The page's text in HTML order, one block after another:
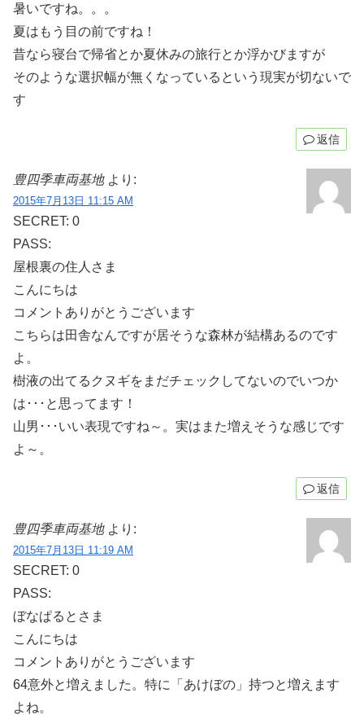
暑いですね。。。
夏はもう目の前ですね！
昔なら寝台で帰省とか夏休みの旅行とか浮かびますが
そのような選択幅が無くなっているという現実が切ないで
す
返信
豊四季車両基地 より:
2015年7月13日 11:15 AM
SECRET: 0
PASS:
屋根裏の住人さま
こんにちは
コメントありがとうございます
こちらは田舎なんですが居そうな森林が結構あるのです
よ。
樹液の出てるクヌギをまだチェックしてないのでいつか
は･･･と思ってます！
山男･･･いい表現ですね～。実はまた増えそうな感じです
よ～。
返信
豊四季車両基地 より:
2015年7月13日 11:19 AM
SECRET: 0
PASS:
ぼなぱるとさま
こんにちは
コメントありがとうございます
64意外と増えました。特に「あけぼの」持つと増えます
よね。